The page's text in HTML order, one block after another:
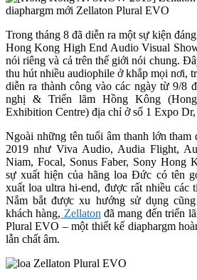
Trong tháng 8 đã diễn ra một sự kiện
Hong Kong High End Audio Visual
nói riêng và cả trên thế giới nói chung.
thu hút nhiều audiophile ở khắp mọi nơi,
diễn ra thành công vào các ngày từ 9/8
nghị & Triển lãm Hồng Kông
Exhibition Centre) địa chỉ ở số 1 Expo
Ngoài những tên tuổi âm thanh lớn
2019 như Viva Audio, Audia Flight,
Niam, Focal, Sonus Faber, Sony
sự xuất hiện của hãng loa Đức có tên
xuất loa ultra hi-end, được rất nhiều các
Nắm bắt được xu hướng sử dụng
khách hàng, Zellaton đã mang đến triển
Plural EVO – một thiết kế diaphargm
lẫn chất âm.